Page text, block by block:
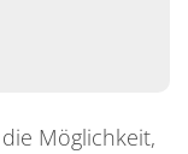
Möglichkeit,